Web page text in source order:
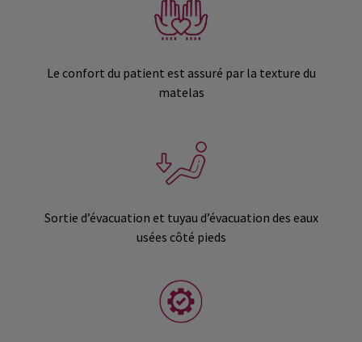
Le confort du patient est assuré par la texture du
matelas
Sortie d’évacuation et tuyau d’évacuation des eaux
usées côté pieds